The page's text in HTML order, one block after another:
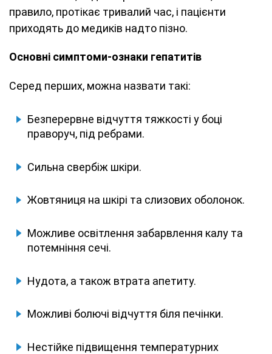
правило, протікає тривалий час, і пацієнти
приходять до медиків надто пізно.
Основні симптоми-ознаки гепатитів
Серед перших, можна назвати такі:
Безперервне відчуття тяжкості у боці
праворуч, під ребрами.
Сильна свербіж шкіри.
Жовтяниця на шкірі та слизових оболонок.
Можливе освітлення забарвлення калу та
потемніння сечі.
Нудота, а також втрата апетиту.
Можливі болючі відчуття біля печінки.
Нестійке підвищення температурних